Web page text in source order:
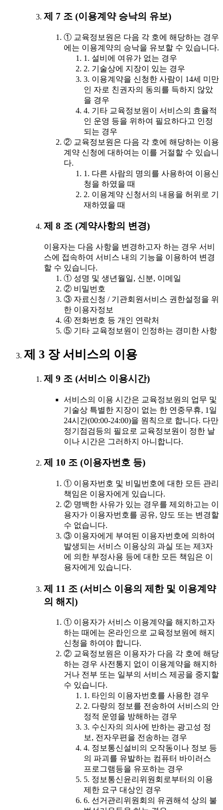
제 7 조 (이용계약 승낙의 유보)
① 교육정보원은 다음 각 호에 해당하는 경우
에는 이용계약의 승낙을 유보할 수 있습니다.
1. 설비에 여유가 없는 경우
2. 기술상에 지장이 있는 경우
3. 이용계약을 신청한 사람이 14세 미만
인 자로 친권자의 동의를 득하지 않았
을 경우
4. 기타 교육정보원이 서비스의 효율적
인 운영 등을 위하여 필요하다고 인정
되는 경우
② 교육정보원은 다음 각 호에 해당하는 이용
계약 신청에 대하여는 이를 거절할 수 있습니
다.
1. 다른 사람의 명의를 사용하여 이용신
청을 하였을 때
2. 이용계약 신청서의 내용을 허위로 기
재하였을 때
제 8 조 (계약사항의 변경)
이용자는 다음 사항을 변경하고자 하는 경우 서비
스에 접속하여 서비스 내의 기능을 이용하여 변경
할 수 있습니다.
① 성명 및 생년월일, 신분, 이메일
② 비밀번호
③ 자료신청 / 기관회원서비스 권한설정을 위
한 이용자정보
④ 전화번호 등 개인 연락처
⑤ 기타 교육정보원이 인정하는 경미한 사항
제 3 장 서비스의 이용
제 9 조 (서비스 이용시간)
서비스의 이용 시간은 교육정보원의 업무 및
기술상 특별한 지장이 없는 한 연중무휴, 1일
24시간(00:00-24:00)을 원칙으로 합니다. 다만
정기점검등의 필요로 교육정보원이 정한 날
이나 시간은 그러하지 아니합니다.
제 10 조 (이용자번호 등)
① 이용자번호 및 비밀번호에 대한 모든 관리
책임은 이용자에게 있습니다.
② 명백한 사유가 있는 경우를 제외하고는 이
용자가 이용자번호를 공유, 양도 또는 변경할
수 없습니다.
③ 이용자에게 부여된 이용자번호에 의하여
발생되는 서비스 이용상의 과실 또는 제3자
에 의한 부정사용 등에 대한 모든 책임은 이
용자에게 있습니다.
제 11 조 (서비스 이용의 제한 및 이용계약
의 해지)
① 이용자가 서비스 이용계약을 해지하고자
하는 때에는 온라인으로 교육정보원에 해지
신청을 하여야 합니다.
② 교육정보원은 이용자가 다음 각 호에 해당
하는 경우 사전통지 없이 이용계약을 해지하
거나 전부 또는 일부의 서비스 제공을 중지할
수 있습니다.
1. 타인의 이용자번호를 사용한 경우
2. 다량의 정보를 전송하여 서비스의 안
정적 운영을 방해하는 경우
3. 수신자의 의사에 반하는 광고성 정
보, 전자우편을 전송하는 경우
4. 정보통신설비의 오작동이나 정보 등
의 파괴를 유발하는 컴퓨터 바이러스
프로그램등을 유포하는 경우
5. 정보통신윤리위원회로부터의 이용
제한 요구 대상인 경우
6. 선거관리위원회의 유권해석 상의 불